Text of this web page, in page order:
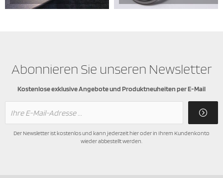
Abonnieren Sie unseren Newsletter
Kostenlose exklusive Angebote und Produktneuheiten per E-Mail
Der Newsletter ist kostenlos und kann jederzeit hier oder in Ihrem Kundenkonto
wieder abbestellt werden.